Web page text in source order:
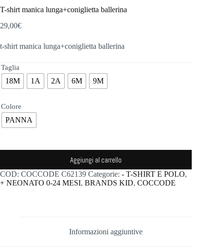
T-shirt manica lunga+coniglietta ballerina
29,00€
t-shirt manica lunga+coniglietta ballerina
Taglia
18M 1A 2A 6M 9M
Colore
PANNA
Aggiungi al carrello
COD: COCCODE C62139 Categorie: - T-SHIRT E POLO,
+ NEONATO 0-24 MESI, BRANDS KID, COCCODE
Informazioni aggiuntive